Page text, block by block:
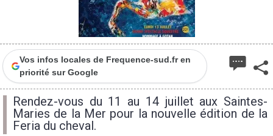
Vos infos locales de Frequence-sud.fr en
priorité sur Google
Rendez-vous du 11 au 14 juillet aux Saintes-
Maries de la Mer pour la nouvelle édition de la
Feria du cheval.